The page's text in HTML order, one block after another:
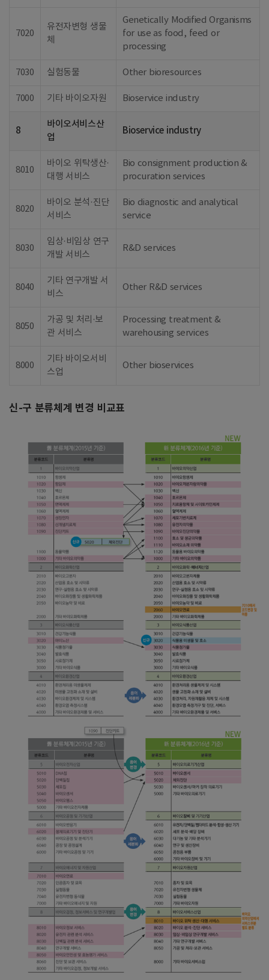
7020
유전자변형 생물
체
Genetically Modified Organisms
for use as food, feed or
processing
7030 실험동물 Other bioresources
7000 기타 바이오자원 Bioservice industry
8
바이오서비스산
업
Bioservice industry
8010
바이오 위탁생산·
대행 서비스
Bio consignment production &
procuration services
8020
바이오 분석·진단
서비스
Bio diagnostic and analytical
service
8030
임상·비임상 연구
개발 서비스
R&D services
8040
기타 연구개발 서
비스
Other R&D services
8050
가공 및 처리·보
관 서비스
Processing treatment &
warehousing services
8000
기타 바이오서비
스업
Other bioservices
신-구 분류체계 변경 비교표